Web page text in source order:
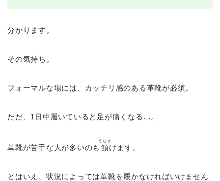
分かります。
その気持ち。
フォーマルな場には、カッチリ感のある革靴が必須。
ただ、1日中履いていると足が痛くなる…。
革靴が苦手な人が多いのも 頷
うなず
けます。
とはいえ、状況によっては革靴を履かなければいけません